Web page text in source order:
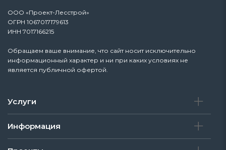
ООО «Проект-Лесстрой»
ОГРН 1067017179613
ИНН 7017166215
Обращаем ваше внимание, что сайт носит исключительно
информационный характер и ни при каких условиях не
является публичной офертой.
Услуги
Информация